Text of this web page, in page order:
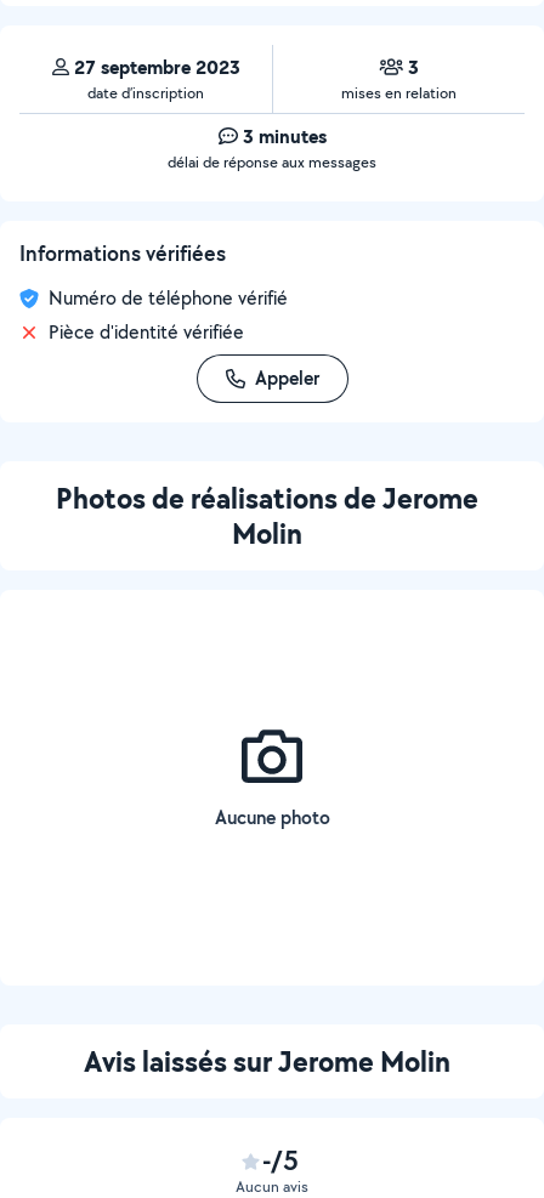
27 septembre 2023
date d’inscription
3
mises en relation
3 minutes
délai de réponse aux messages
Informations vérifiées
Numéro de téléphone vérifié
Pièce d'identité vérifiée
Appeler
Photos de réalisations de Jerome
Molin
Aucune photo
Avis laissés sur Jerome Molin
-/5
Aucun avis